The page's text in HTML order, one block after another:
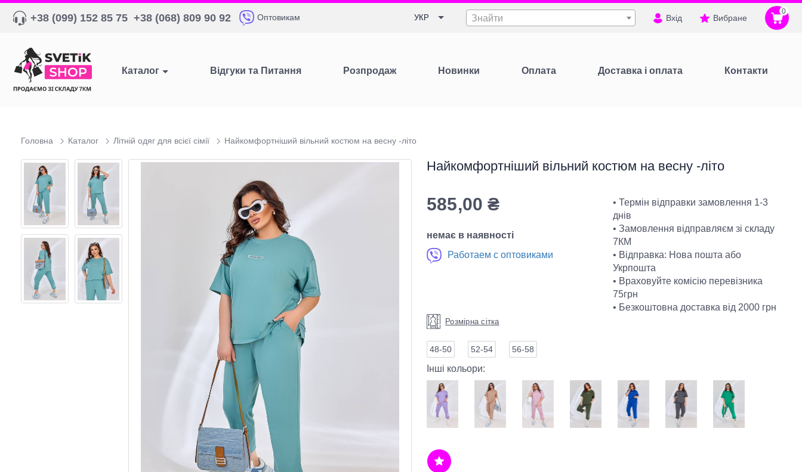
+38 (099) 152 85 75 +38 (068) 809 90 92 Оптовикам УКР Знайти Вхід Вибране
0
Каталог Відгуки та Питання Розпродаж Новинки Оплата Доставка і оплата Контакти
Головна Каталог Літній одяг для всієї сімії Найкомфортніший вільний костюм на весну -літо
Найкомфортніший вільний костюм на весну -літо
585,00₴
немає в наявності
Работаем с оптовиками
• Термін відправки замовлення 1-3
днів
• Замовлення відправляєм зі складу
7КМ
• Відправка: Нова пошта або
Укрпошта
• Враховуйте комісію перевізника
75грн
• Безкоштовна доставка від 2000 грн
Розмірна сітка
48-50 52-54 56-58
Інші кольори: